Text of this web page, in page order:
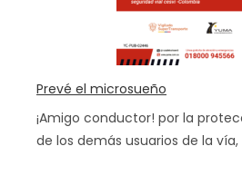
Prevé el microsueño
¡Amigo conductor! por la
de los demás usuarios de la vía,